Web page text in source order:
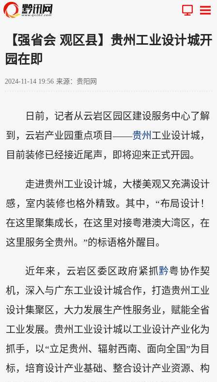
【强省会 观区县】贵州工业设计城开
园在即
2024-11-14 19:56 来源：贵阳网
日前，记者从云岩区园区建设服务中心了解
到，云岩产业园重点项目——贵州 工业设计城，
目前装修已经接近尾声，即将迎来正式开园。
走进贵州工业设计城，大楼美观又充满设计
感，室内装修也格外精致。其中，“布局设计！
在这里聚集成长，在这里对接粤港澳大湾区，在
这里服务全贵州。”的标语格外醒目。
近年来，云岩区委区政府紧抓黔粤协作契
机，深入与广东工业设计城合作，打造贵州工业
设计集聚区，大力发展生产性服务业，赋能全省
工业发展。贵州工业设计城以工业设计产业化为
抓手，以“立足贵州、辐射西南、面向全国”为目
标，培育设计产业基础、整合设计产业资源、构